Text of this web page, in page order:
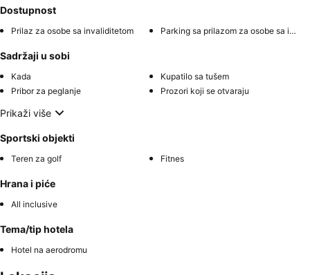
Dostupnost
Prilaz za osobe sa invaliditetom Parking sa prilazom za osobe sa invaliditetom
Sadržaji u sobi
Kada
Kupatilo sa tušem
Pribor za peglanje
Prozori koji se otvaraju
Prikaži više
Sportski objekti
Teren za golf Fitnes
Hrana i piće
All inclusive
Tema/tip hotela
Hotel na aerodromu